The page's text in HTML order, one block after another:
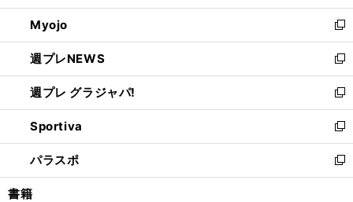
開
く
ウ
で
開
く
ン
ド
ウ
で
開
く
ウ
ィ
ン
ド
ウ
で
開
く
Myojo
新
し
い
ウ
ィ
ン
ド
ウ
で
開
週プレNEWS
新
し
い
ウ
ィ
ン
ド
ウ
週プレ グラジャパ!
新
し
い
ウ
ィ
ン
Sportiva
新
し
い
ウ
パラスポ
新
し
書籍